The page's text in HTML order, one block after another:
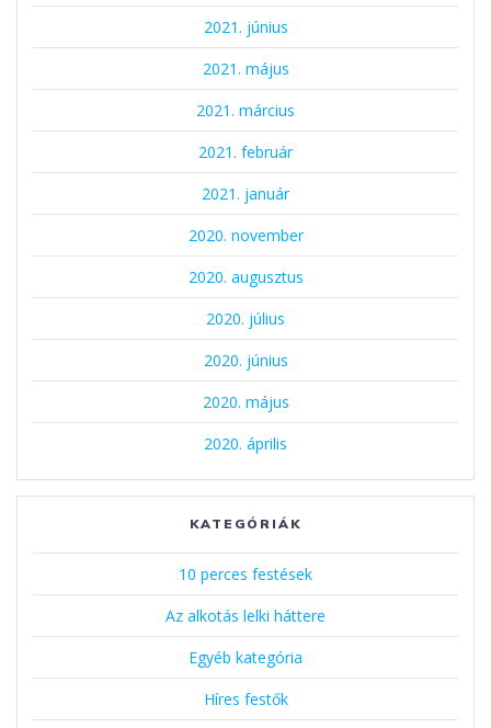
2021. június
2021. május
2021. március
2021. február
2021. január
2020. november
2020. augusztus
2020. július
2020. június
2020. május
2020. április
KATEGÓRIÁK
10 perces festések
Az alkotás lelki háttere
Egyéb kategória
Híres festők